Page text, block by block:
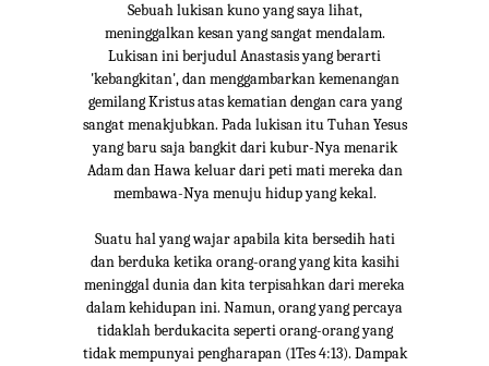
Sebuah lukisan kuno yang saya lihat,
meninggalkan kesan yang sangat mendalam.
Lukisan ini berjudul Anastasis yang berarti
'kebangkitan', dan menggambarkan kemenangan
gemilang Kristus atas kematian dengan cara yang
sangat menakjubkan. Pada lukisan itu Tuhan Yesus
yang baru saja bangkit dari kubur-Nya menarik
Adam dan Hawa keluar dari peti mati mereka dan
membawa-Nya menuju hidup yang kekal.
Suatu hal yang wajar apabila kita bersedih hati
dan berduka ketika orang-orang yang kita kasihi
meninggal dunia dan kita terpisahkan dari mereka
dalam kehidupan ini. Namun, orang yang percaya
tidaklah berdukacita seperti orang-orang yang
tidak mempunyai pengharapan (1Tes 4:13). Dampak